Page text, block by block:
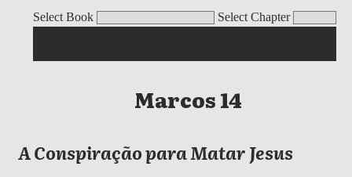
Select Book Select Chapter
Marcos
Marcos 14
A Conspiração para Matar Jesus